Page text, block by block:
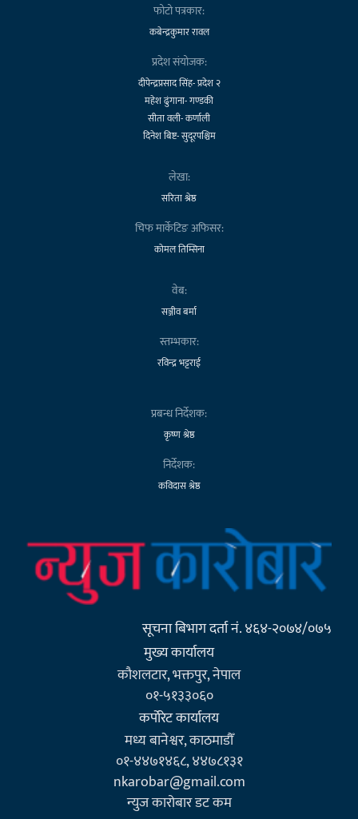
फोटो पत्रकार:
कबेन्द्रकुमार रावल
प्रदेश संयोजक:
दीपेन्द्रप्रसाद सिंह- प्रदेश २
महेश ढुंगाना- गण्डकी
सीता वली- कर्णाली
दिनेश बिष्ट- सुदूरपश्चिम
लेखा:
सरिता श्रेष्ठ
चिफ मार्केटिङ अफिसर:
कोमल तिम्सिना
वेब:
सञ्जीव बर्मा
स्तम्भकार:
रविन्द्र भट्टराई
प्रबन्ध निर्देशक:
कृष्ण श्रेष्ठ
निर्देशक:
कविदास श्रेष्ठ
सूचना बिभाग दर्ता नं. ४६४-२०७४/०७५
मुख्य कार्यालय
कौशलटार, भक्तपुर, नेपाल
०१-५१३३०६०
कर्पाेरेट कार्यालय
मध्य बानेश्वर, काठमाडौँ
०१-४४७१४६८, ४४७८१३१
nkarobar@gmail.com
न्युज कारोबार डट कम